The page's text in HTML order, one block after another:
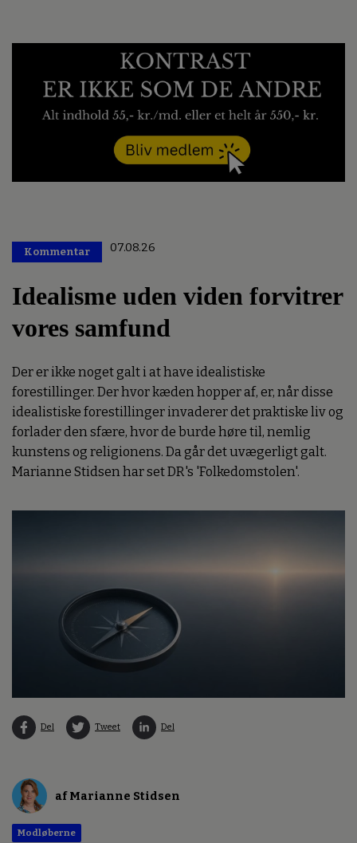
Kommentar 07.08.26
Idealisme uden viden forvitrer
vores samfund
Der er ikke noget galt i at have idealistiske
forestillinger. Der hvor kæden hopper af, er, når disse
idealistiske forestillinger invaderer det praktiske liv og
forlader den sfære, hvor de burde høre til, nemlig
kunstens og religionens. Da går det uvægerligt galt.
Marianne Stidsen har set DR's 'Folkedomstolen'.
Del Tweet Del
af Marianne Stidsen
Modløberne